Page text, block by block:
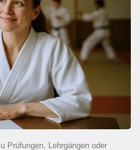
Prüfungen, Lehrgängen oder